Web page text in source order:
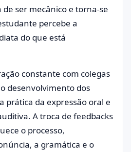
ser mecânico e torna-se
percebe a
do que está
constante com colegas
desenvolvimento dos
prática da expressão oral e
A troca de feedbacks
o processo,
a gramática e o